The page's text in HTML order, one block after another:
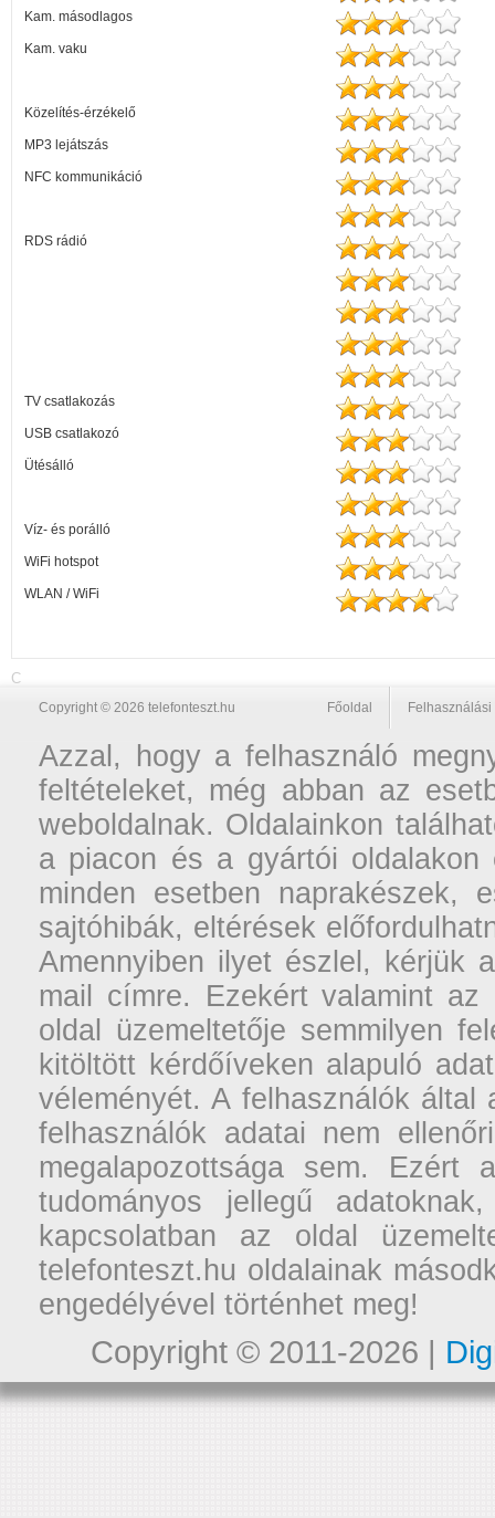
Kam. másodlagos
Kam. vaku
Közelítés-érzékelő
MP3 lejátszás
NFC kommunikáció
RDS rádió
TV csatlakozás
USB csatlakozó
Ütésálló
Víz- és porálló
WiFi hotspot
WLAN / WiFi
C
Copyright © 2026 telefonteszt.hu Főoldal
Azzal, hogy a felhasználó
feltételeket, még abban az
weboldalnak. Oldalainkon
a piacon és a gyártói oldalakon
minden esetben naprakészek,
sajtóhibák, eltérések
Amennyiben ilyet észlel, kérjük
mail címre. Ezekért valamint
oldal üzemeltetője semmilyen
kitöltött kérdőíveken alapuló
véleményét. A felhasználók
felhasználók adatai nem
megalapozottsága sem. Ezért
tudományos jellegű
kapcsolatban az oldal
telefonteszt.hu oldalainak
engedélyével történhet meg!
Copyright © 2011-2026 |